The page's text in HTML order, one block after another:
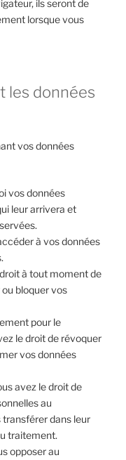
ils seront de
lorsque vous
les données
vos données
vos données
leur arrivera et
à vos données
à tout moment de
bloquer vos
pour le
le droit de révoquer
vos données
avez le droit de
au
dans leur
traitement.
opposer au